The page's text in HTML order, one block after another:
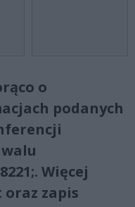
o
podanych
Więcej
oraz zapis